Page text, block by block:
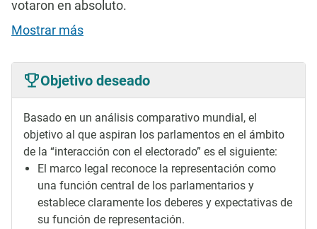
votaron en absoluto.
Mostrar más
Objetivo deseado
Basado en un análisis comparativo mundial, el
objetivo al que aspiran los parlamentos en el ámbito
de la “interacción con el electorado” es el siguiente:
El marco legal reconoce la representación como
una función central de los parlamentarios y
establece claramente los deberes y expectativas de
su función de representación.